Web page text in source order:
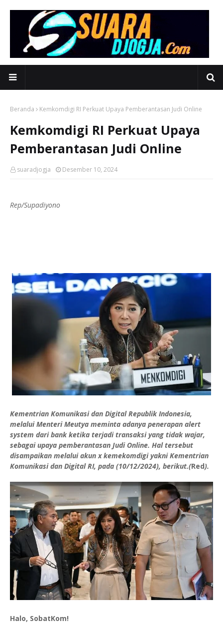
Beranda Kemkomdigi RI Perkuat Upaya Pemberantasan Judi Online
Kemkomdigi RI Perkuat Upaya
Pemberantasan Judi Online
suaradjogja Desember 10, 2024
Rep/Supadiyono
Kementrian Komunikasi dan Digital Republik Indonesia,
melalui Menteri Meutya meminta adanya penerapan alert
system dari bank ketika terjadi transaksi yang tidak wajar,
sebagai upaya pemberantasan Judi Online. Hal tersebut
disampaikan melalui akun x kemekomdigi yakni Kementrian
Komunikasi dan Digital RI, pada (10/12/2024), berikut.(Red).
Halo, SobatKom!